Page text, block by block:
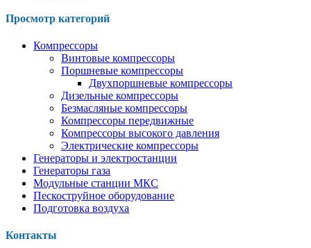
Просмотр категорий
Компрессоры
Винтовые компрессоры
Поршневые компрессоры
Двухпоршневые компрессоры
Дизельные компрессоры
Безмасляные компрессоры
Компрессоры передвижные
Компрессоры высокого давления
Электрические компрессоры
Генераторы и электростанции
Генераторы газа
Модульные станции МКС
Пескоструйное оборудование
Подготовка воздуха
Контакты